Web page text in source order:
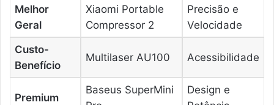
Melhor
Geral
Xiaomi Portable
Compressor 2
Precisão e
Velocidade
Custo-
Benefício
Multilaser AU100 Acessibilidade
Premium
Baseus SuperMini
Design e